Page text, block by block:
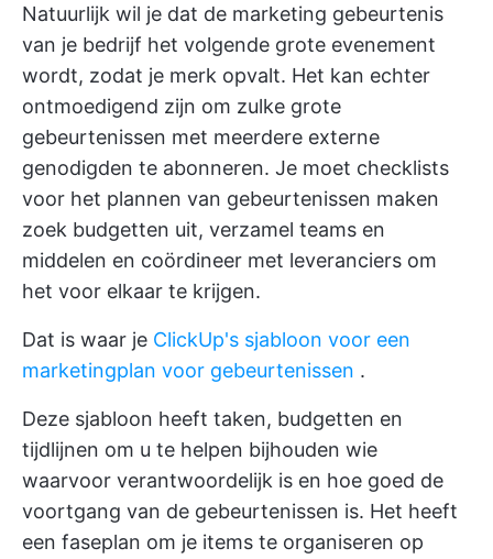
Natuurlijk wil je dat de marketing gebeurtenis
van je bedrijf het volgende grote evenement
wordt, zodat je merk opvalt. Het kan echter
ontmoedigend zijn om zulke grote
gebeurtenissen met meerdere externe
genodigden te abonneren. Je moet checklists
voor het plannen van gebeurtenissen maken
zoek budgetten uit, verzamel teams en
middelen en coördineer met leveranciers om
het voor elkaar te krijgen.
Dat is waar je ClickUp's sjabloon voor een
marketingplan voor gebeurtenissen .
Deze sjabloon heeft taken, budgetten en
tijdlijnen om u te helpen bijhouden wie
waarvoor verantwoordelijk is en hoe goed de
voortgang van de gebeurtenissen is. Het heeft
een faseplan om je items te organiseren op